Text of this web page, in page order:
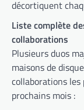
décortiquent
Liste complète
collaborations
Plusieurs duos
maisons de
collaborations
prochains mois :